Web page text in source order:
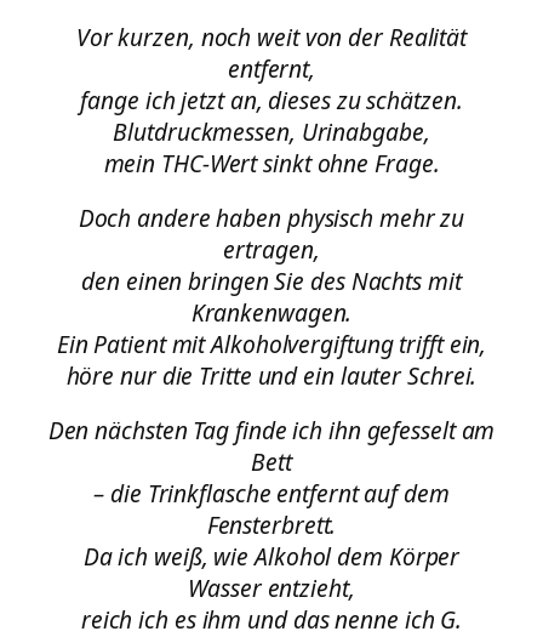
Vor kurzen, noch weit von der Realität
entfernt,
fange ich jetzt an, dieses zu schätzen.
Blutdruckmessen, Urinabgabe,
mein THC-Wert sinkt ohne Frage.
Doch andere haben physisch mehr zu
ertragen,
den einen bringen Sie des Nachts mit
Krankenwagen.
Ein Patient mit Alkoholvergiftung trifft ein,
höre nur die Tritte und ein lauter Schrei.
Den nächsten Tag finde ich ihn gefesselt am
Bett
– die Trinkflasche entfernt auf dem
Fensterbrett.
Da ich weiß, wie Alkohol dem Körper
Wasser entzieht,
reich ich es ihm und das nenne ich G.